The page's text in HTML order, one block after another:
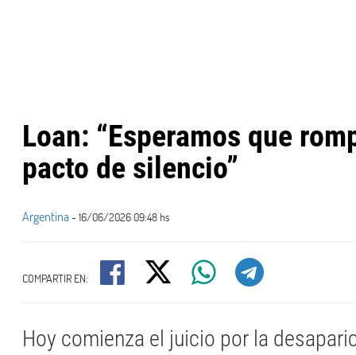
Loan: “Esperamos que
pacto de silencio”
Argentina - 16/06/2026 09:48 hs
COMPARTIR EN:
​Hoy comienza el juicio por la